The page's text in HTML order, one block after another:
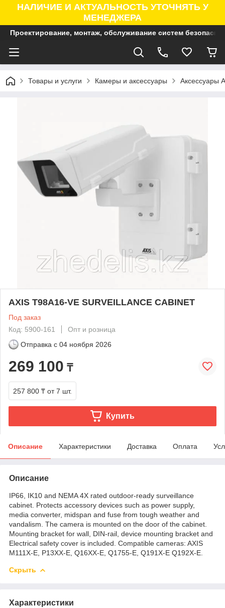
НАЛИЧИЕ И АКТУАЛЬНОСТЬ УТОЧНЯТЬ У
МЕНЕДЖЕРА
Проектирование, монтаж, обслуживание систем
Товары и услуги Камеры и аксессуары Аксессуары
AXIS T98A16-VE SURVEILLANCE CABINET
Под заказ
Код: 5900-161
Опт и розница
Отправка с 04 ноября 2026
269 100 ₸
257 800 ₸ от 7 шт.
Купить
Описание Характеристики Доставка Оплата
Описание
IP66, IK10 and NEMA 4X rated outdoor-ready surveillance
cabinet. Protects accessory devices such as power supply,
media converter, midspan and fuse from tough weather and
vandalism. The camera is mounted on the door of the cabinet.
Mounting bracket for wall, DIN-rail, device mounting bracket and
Electrical safety cover is included. Compatible cameras: AXIS
M111X-E, P13XX-E, Q16XX-E, Q1755-E, Q191X-E Q192X-E.
Скрыть
Характеристики